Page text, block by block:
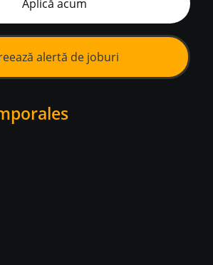
Aplică acum
alertă de joburi